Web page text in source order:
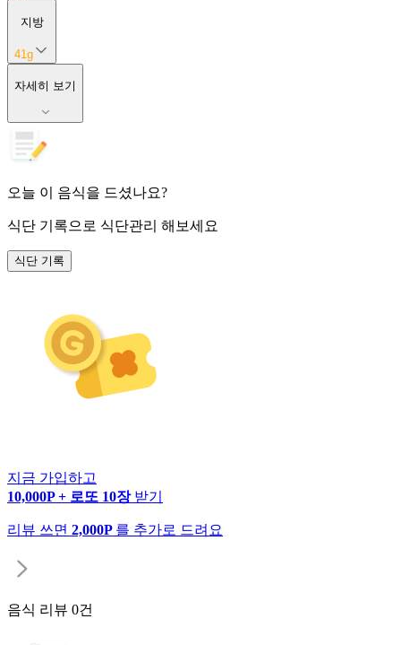
지방
41 g
자세히 보기
오늘 이 음식을 드셨나요?
식단 기록으로 식단관리 해보세요
식단 기록
지금 가입하고
10,000P + 로또 10장 받기
리뷰 쓰면 2,000P 를 추가로 드려요
음식 리뷰 0건